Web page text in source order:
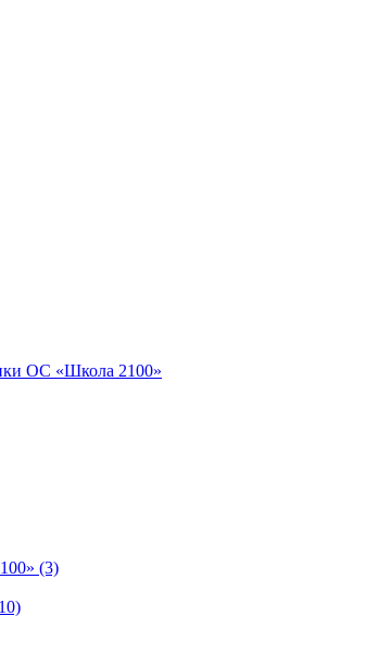
ОС «Школа 2100»
(3)